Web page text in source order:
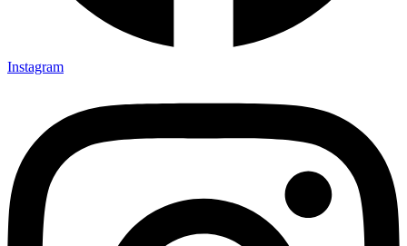
Instagram